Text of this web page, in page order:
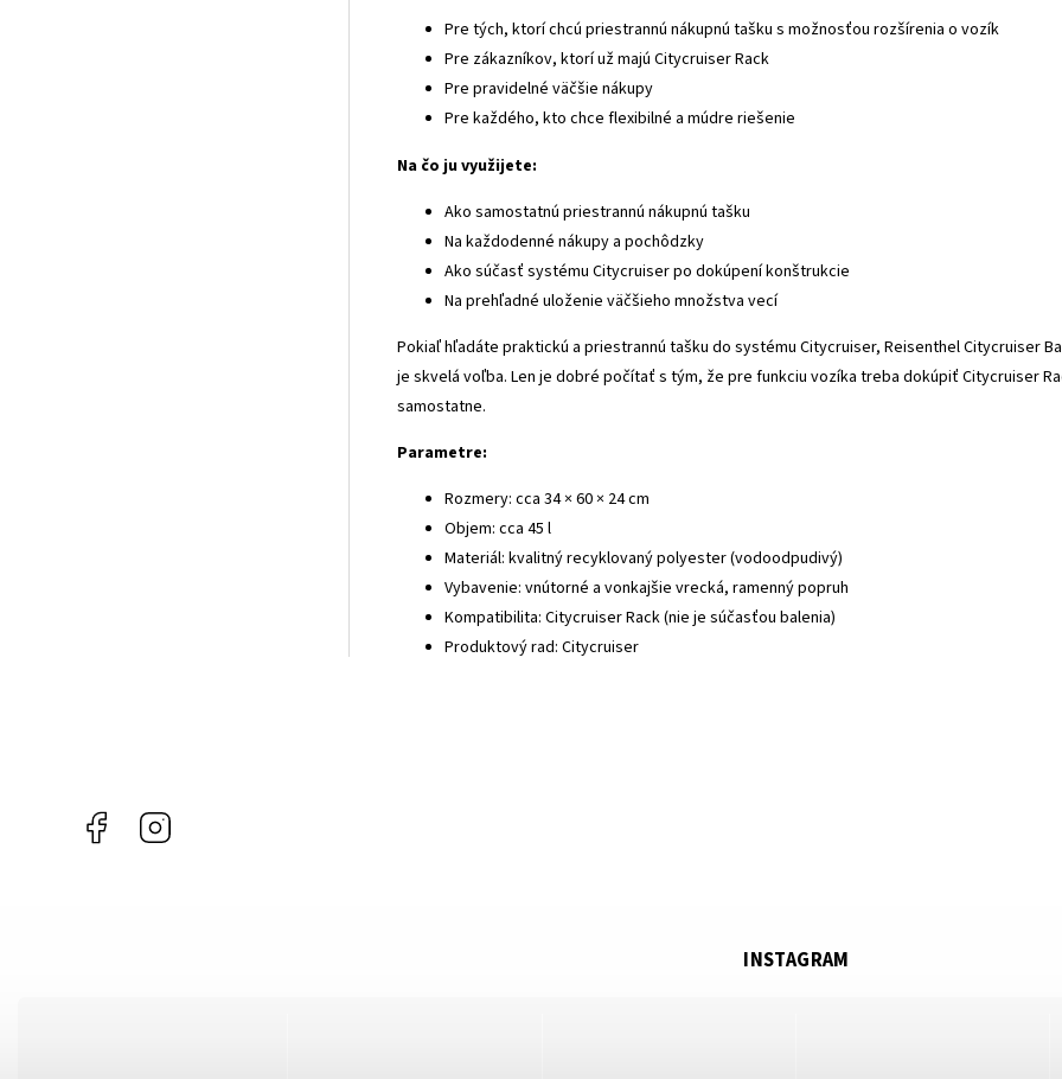
Pre tých, ktorí chcú priestrannú nákupnú tašku s možnosťou rozšírenia o vozík
Pre zákazníkov, ktorí už majú Citycruiser Rack
Pre pravidelné väčšie nákupy
Pre každého, kto chce flexibilné a múdre riešenie
Na čo ju využijete:
Ako samostatnú priestrannú nákupnú tašku
Na každodenné nákupy a pochôdzky
Ako súčasť systému Citycruiser po dokúpení konštrukcie
Na prehľadné uloženie väčšieho množstva vecí
Pokiaľ hľadáte praktickú a priestrannú tašku do systému Citycruiser, Reisenthel Citycruiser
je skvelá voľba. Len je dobré počítať s tým, že pre funkciu vozíka treba dokúpiť Citycruiser
samostatne.
Parametre:
Rozmery: cca 34 × 60 × 24 cm
Objem: cca 45 l
Materiál: kvalitný recyklovaný polyester (vodoodpudivý)
Vybavenie: vnútorné a vonkajšie vrecká, ramenný popruh
Kompatibilita: Citycruiser Rack (nie je súčasťou balenia)
Produktový rad: Citycruiser
Facebook
INSTAGRAM